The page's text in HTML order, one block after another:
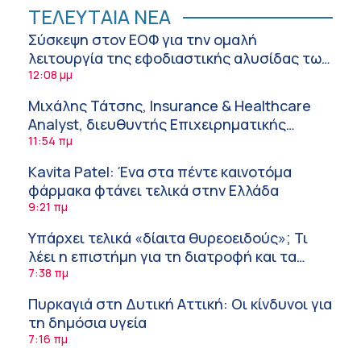
ΤΕΛΕΥΤΑΙΑ ΝΕΑ
Σύσκεψη στον ΕΟΦ για την ομαλή
λειτουργία της εφοδιαστικής αλυσίδας των
φαρμάκων στη διάρκεια του καλοκαιριού
12:08 μμ
Μιχάλης Τάτσης, Insurance & Healthcare
Analyst, διευθυντής Επιχειρηματικής
Ανάπτυξης Ομίλου HHG
11:54 πμ
Kavita Patel: Ένα στα πέντε καινοτόμα
φάρμακα φτάνει τελικά στην Ελλάδα
9:21 πμ
Υπάρχει τελικά «δίαιτα θυρεοειδούς»; Τι
λέει η επιστήμη για τη διατροφή και τα
συμπληρώματα
7:38 πμ
Πυρκαγιά στη Δυτική Αττική: Οι κίνδυνοι για
τη δημόσια υγεία
7:16 πμ